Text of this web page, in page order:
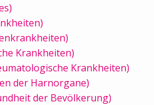
Krankheiten)
Krankheiten)
der Harnorgane)
der Bevölkerung)